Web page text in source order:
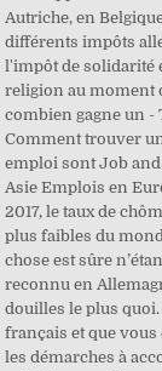
Autriche, en
différents impôts
l'impôt de solidarité
religion au moment
combien gagne un -
Comment trouver
emploi sont Job
Asie Emplois en
2017, le taux de
plus faibles du
chose est sûre
reconnu en
douilles le plus
français et que
les démarches à